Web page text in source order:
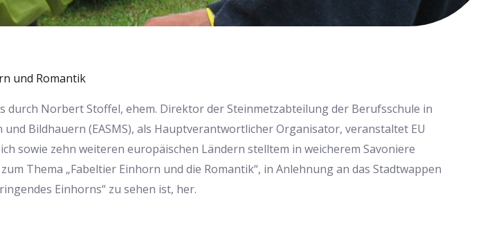
und Romantik
durch Norbert Stoffel, ehem. Direktor der Steinmetzabteilung der Berufsschule in
Bildhauern (EASMS), als Hauptverantwortlicher Organisator, veranstaltet EU
sowie zehn weiteren europäischen Ländern stelltem in weicherem Savoniere
Thema „Fabeltier Einhorn und die Romantik“, in Anlehnung an das Stadtwappen
Einhorns“ zu sehen ist, her.